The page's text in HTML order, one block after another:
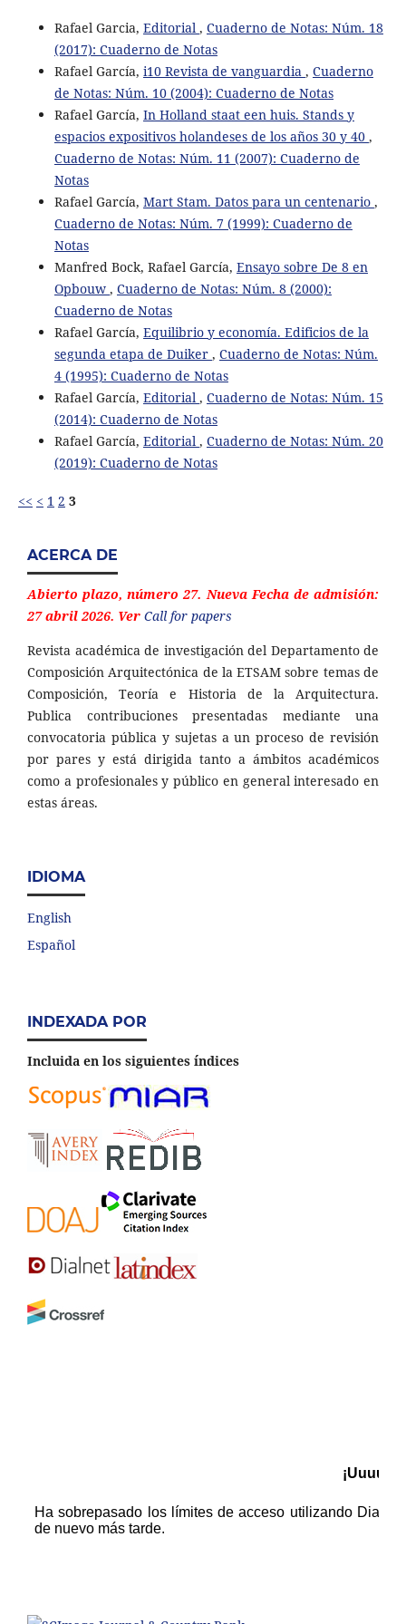
Rafael Garcia, Editorial , Cuaderno de Notas: Núm. 18
(2017): Cuaderno de Notas
Rafael García, i10 Revista de vanguardia , Cuaderno
de Notas: Núm. 10 (2004): Cuaderno de Notas
Rafael García, In Holland staat een huis. Stands y
espacios expositivos holandeses de los años 30 y 40 ,
Cuaderno de Notas: Núm. 11 (2007): Cuaderno de
Notas
Rafael García, Mart Stam. Datos para un centenario ,
Cuaderno de Notas: Núm. 7 (1999): Cuaderno de
Notas
Manfred Bock, Rafael García, Ensayo sobre De 8 en
Opbouw , Cuaderno de Notas: Núm. 8 (2000):
Cuaderno de Notas
Rafael García, Equilibrio y economía. Edificios de la
segunda etapa de Duiker , Cuaderno de Notas: Núm.
4 (1995): Cuaderno de Notas
Rafael García, Editorial , Cuaderno de Notas: Núm. 15
(2014): Cuaderno de Notas
Rafael García, Editorial , Cuaderno de Notas: Núm. 20
(2019): Cuaderno de Notas
<< < 1 2 3
ACERCA DE
Abierto plazo, número 27. Nueva Fecha de admisión:
27 abril 2026. Ver Call for papers
Revista académica de investigación del Departamento de
Composición Arquitectónica de la ETSAM sobre temas de
Composición, Teoría e Historia de la Arquitectura.
Publica contribuciones presentadas mediante una
convocatoria pública y sujetas a un proceso de revisión
por pares y está dirigida tanto a ámbitos académicos
como a profesionales y público en general interesado en
estas áreas.
IDIOMA
English
Español
INDEXADA POR
Incluida en los siguientes índices